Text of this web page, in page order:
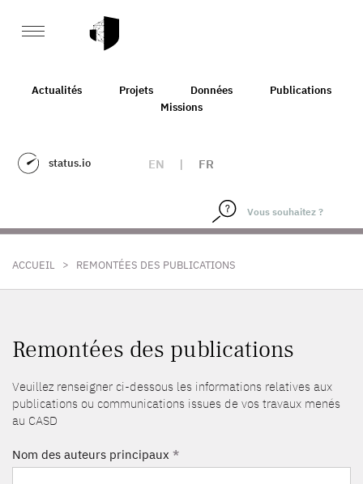
Actualités Projets Données
Publications
Missions
status.io EN | FR
ACCUEIL > REMONTÉES DES PUBLICATIONS
Remontées des publications
Veuillez renseigner ci-dessous les informations relatives aux
publications ou communications issues de vos travaux menés
au CASD
Nom des auteurs principaux *